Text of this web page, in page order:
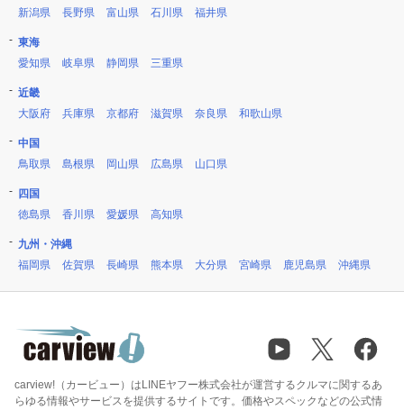
新潟県
長野県 富山県 石川県 福井県
東海
愛知県
岐阜県 静岡県 三重県
近畿
大阪府
兵庫県 京都府 滋賀県 奈良県 和歌山県
中国
鳥取県
島根県 岡山県 広島県 山口県
四国
徳島県
香川県 愛媛県 高知県
九州・沖縄
福岡県
佐賀県 長崎県 熊本県 大分県 宮崎県 鹿児島県 沖縄県
carview!（カービュー）はLINEヤフー株式会社が運営するクルマに関するあ
らゆる情報やサービスを提供するサイトです。価格やスペックなどの公式情